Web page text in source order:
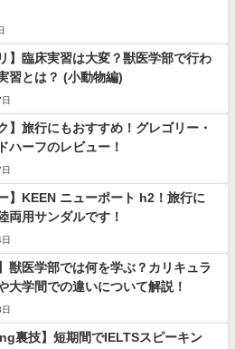
】臨床実習は大変？獣医学部で行わ
習とは？ (小動物編)
】旅行にもおすすめ！グレゴリー・
ハーフのレビュー！
】KEEN ニューポート h2！旅行に
両用サンダルです！
獣医学部では何を学ぶ？カリキュラ
大学間での違いについて解説！
裏技】短期間でIELTSスピーキン